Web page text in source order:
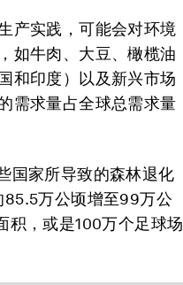
产实践，可能会对环境
如牛肉、大豆、橄榄油
和印度）以及新兴市场
需求量占全球总需求量
国家所导致的森林退化
85.5万公顷增至99万公
，或是100万个足球场